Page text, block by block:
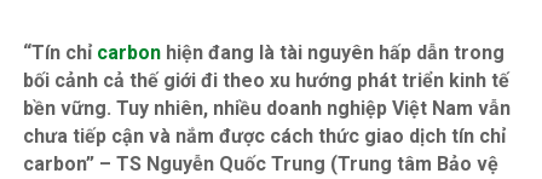
“Tín chỉ carbon hiện đang là tài nguyên hấp dẫn trong
bối cảnh cả thế giới đi theo xu hướng phát triển kinh tế
bền vững. Tuy nhiên, nhiều doanh nghiệp Việt Nam vẫn
chưa tiếp cận và nắm được cách thức giao dịch tín chỉ
carbon” – TS Nguyễn Quốc Trung (Trung tâm Bảo vệ